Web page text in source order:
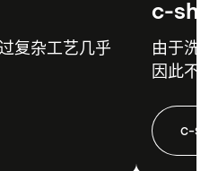
复杂工艺几乎
c-
由于洗
因此不
c-